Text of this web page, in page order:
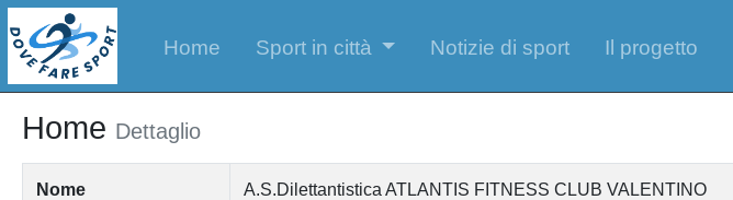
Home Sport in città Notizie di sport Il progetto
Home Dettaglio
Nome A.S.Dilettantistica ATLANTIS FITNESS CLUB VALENTINO